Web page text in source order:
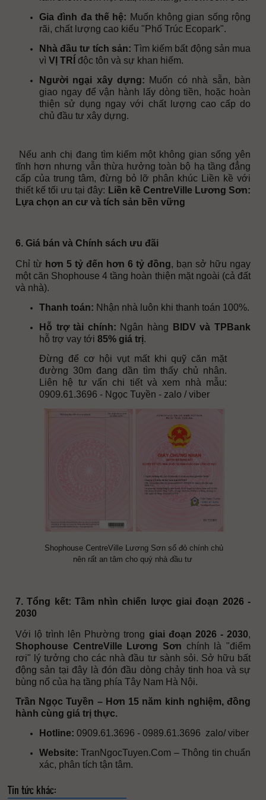
Gia đình đa thế hệ: Muốn không gian sống rộng
rãi, chất lượng cao kiểu "Phố Trúc Ecopark".
Nhà đầu tư tích sản: Tìm kiếm bất động sản mua
vìVỊ TRÍ độc tôn và sự khan hiếm.
Người ngại xây dựng: Muốn có nhà sẵn, bàn
giao ngay để vận hành lấy dòng tiền, hoặc hoàn
thiện sử dụng ngay với chất lượng cao cấp do
chủ đầu tư xây dựng.
Nếu anh chị đang tìm kiếm một không gian sống yên
tĩnh hơn nhưng vẫn thừa hưởng toàn bộ hạ tầng đẳng
cấp của trung tâm, đừng bỏ lỡ phân khúc Liền kề với
thiết kế tối ưu tại đây: Liền kề CentreVille Lương Sơn:
Lựa chọn an cư và tích sản bền vững
6. Giá bán và Chính sách ưu đãi
Chỉ từ hơn 5 tỷ đến hơn 6 tỷ đồng, bạn sở hữu ngay
một căn Shophouse 4 tầng hoàn thiện mặt ngoài (cả đất
và nhà).
Thanh toán: Nhận nhà luôn khi thanh toán 100%.
Hỗ trợ tài chính: Ngân hàng
BIDV và TPBank
hỗ trợ vay tới85% giá trị.
Đừng để cơ hội vụt mất khi quỹ căn mặt
đường 30m đang dần tìm thấy chủ nhân.
Liên hệ tư vấn chi tiết và xem nhà mẫu:
0909.61.3696 - Ngọc Tuyền - zalo / viber
Shophouse CentreVille Lương Sơn sổ đỏ chính chủ
nên rất an tâm cho quý nhà đầu tư
7. Tổng kết: Tầm nhìn chiến lược giai đoạn 2026 -
2030
Với lộ trình lên Phường trong giai đoạn 2026 - 2030,
Shophouse CentreVille Lương Sơn chính là "điểm
rơi" lý tưởng cho các nhà đầu tư sành sỏi. Sở hữu bất
động sản tại đây là đón đầu dòng chảy tinh hoa và sự
bùng nổ của hạ tầng phía Tây Nam Hà Nội.
Trần Ngọc Tuyền – Hơn 15 năm kinh nghiệm, đồng
hành cùng giá trị thực.
Hotline: 0909.61.3696 -0989.61.3696 zalo/ viber
Website: TranNgocTuyen.Com – Thông tin chuẩn
xác, phân tích tận tâm.
Tin tức khác: